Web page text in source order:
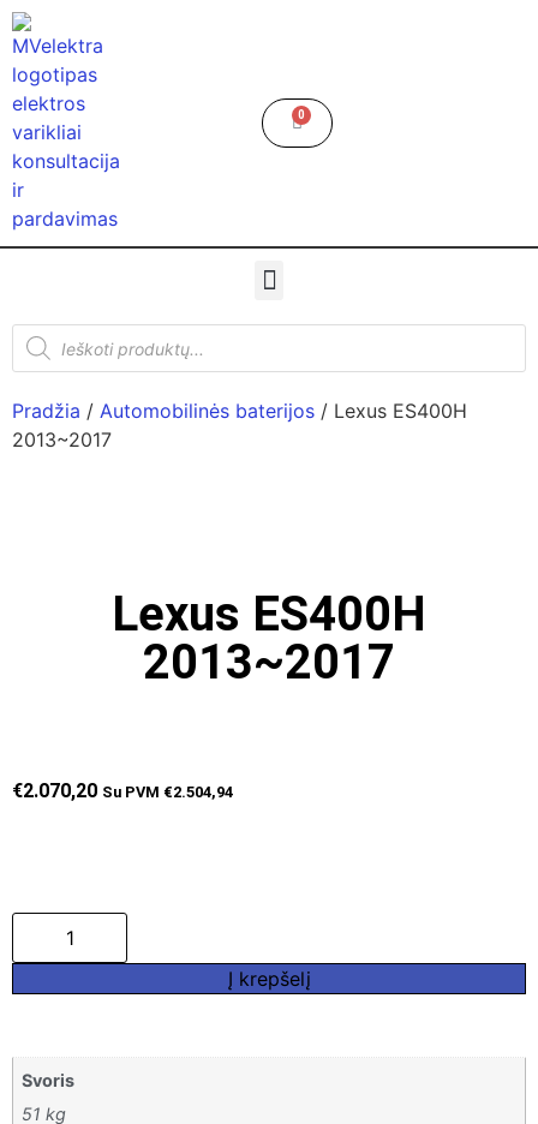
0
Pradžia / Automobilinės baterijos / Lexus ES400H
2013~2017
Lexus ES400H
2013~2017
€2.070,20 Su PVM €2.504,94
Į krepšelį
Svoris
51 kg